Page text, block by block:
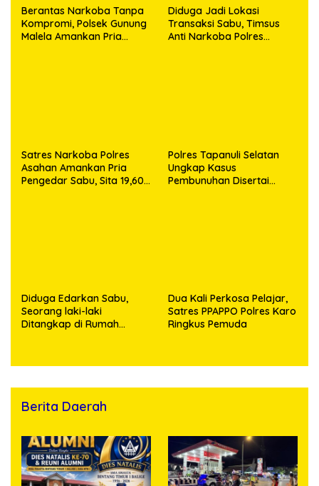
Berantas Narkoba Tanpa
Kompromi, Polsek Gunung
Malela Amankan Pria
Diduga Jadi Lokasi
Transaksi Sabu, Timsus
Anti Narkoba Polres
Satres Narkoba Polres
Asahan Amankan Pria
Pengedar Sabu, Sita 19,60
Polres Tapanuli Selatan
Ungkap Kasus
Pembunuhan Disertai
Diduga Edarkan Sabu,
Seorang laki-laki
Ditangkap di Rumah
Dua Kali Perkosa Pelajar,
Satres PPAPPO Polres Karo
Ringkus Pemuda
Berita Daerah